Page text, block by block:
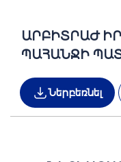
ԱՐԲԻՏՐԱԺ
ՊԱՀԱՆՋԻ
Ներբեռնել